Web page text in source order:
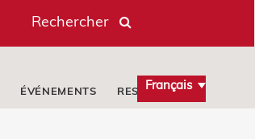
Rechercher
Français
ÉVÉNEMENTS RESSOURCES